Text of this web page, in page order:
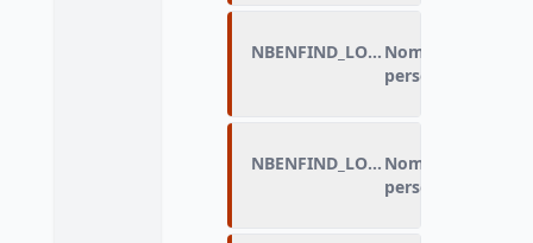
NBENFIND_LOG_CNombre
personne (dans
NBENFIND_LOG_DNombre
personne (dans